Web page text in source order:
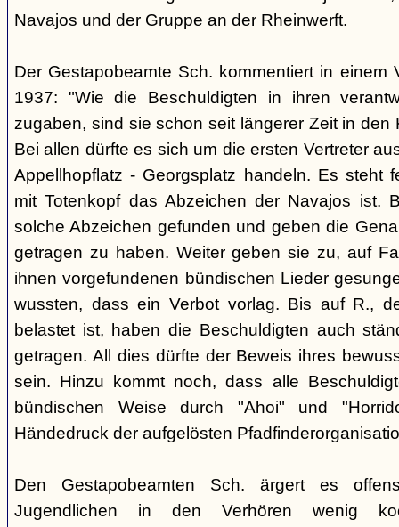
Navajos und der Gruppe an der Rheinwerft.
Der Gestapobeamte Sch. kommentiert in einem
1937: "Wie die Beschuldigten in ihren
zugaben, sind sie schon seit längerer Zeit in den
Bei allen dürfte es sich um die ersten Vertreter
Appellhopflatz - Georgsplatz handeln. Es steht
mit Totenkopf das Abzeichen der Navajos ist.
solche Abzeichen gefunden und geben die
getragen zu haben. Weiter geben sie zu, auf
ihnen vorgefundenen bündischen Lieder
wussten, dass ein Verbot vorlag. Bis auf R.,
belastet ist, haben die Beschuldigten auch
getragen. All dies dürfte der Beweis ihres
sein. Hinzu kommt noch, dass alle
bündischen Weise durch "Ahoi" und
Händedruck der aufgelösten
Den Gestapobeamten Sch. ärgert es
Jugendlichen in den Verhören wenig